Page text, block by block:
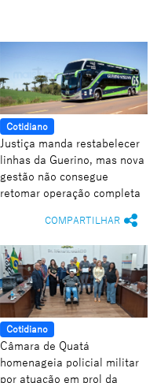
Cotidiano
Justiça manda restabelecer
linhas da Guerino, mas nova
gestão não consegue
retomar operação completa
COMPARTILHAR
Cotidiano
Câmara de Quatá
homenageia policial militar
por atuação em prol da